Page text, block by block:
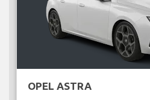
OPEL ASTRA